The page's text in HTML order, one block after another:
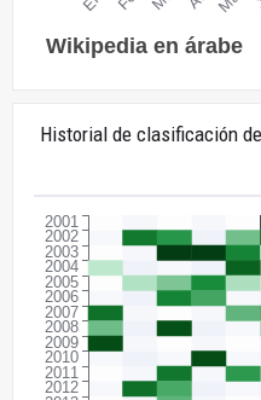
Historial de clasificación